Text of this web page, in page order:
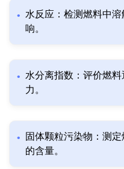
水反应：检测燃料中
响。
水分离指数：评价燃
力。
固体颗粒污染物：测
的含量。